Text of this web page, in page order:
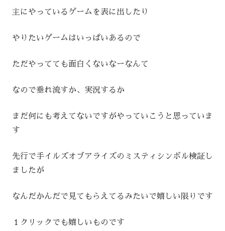
主にやっているゲームを表に出したり
やりたいゲームはいっぱいあるので
ただやってても面白くないなーなんて
なので垂れ流すか、実況するか
まだ何にも考えてないですがやっていこうと思っていま
す
先行で手イルズオブアライズのミスティシンボル検証し
ましたが
なんだかんだで見てもらえてるみたいで嬉しい限りです
１クリックでも嬉しいものです